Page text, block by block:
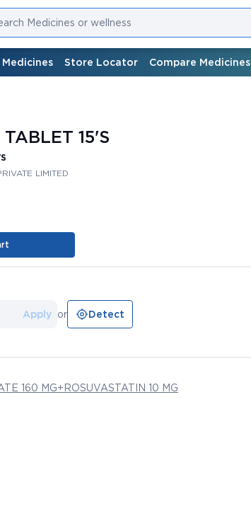
Medicines or wellness
Medicines Store Locator Compare Medicines
15'S
LIMITED
Apply or Detect
160 MG+ROSUVASTATIN 10 MG